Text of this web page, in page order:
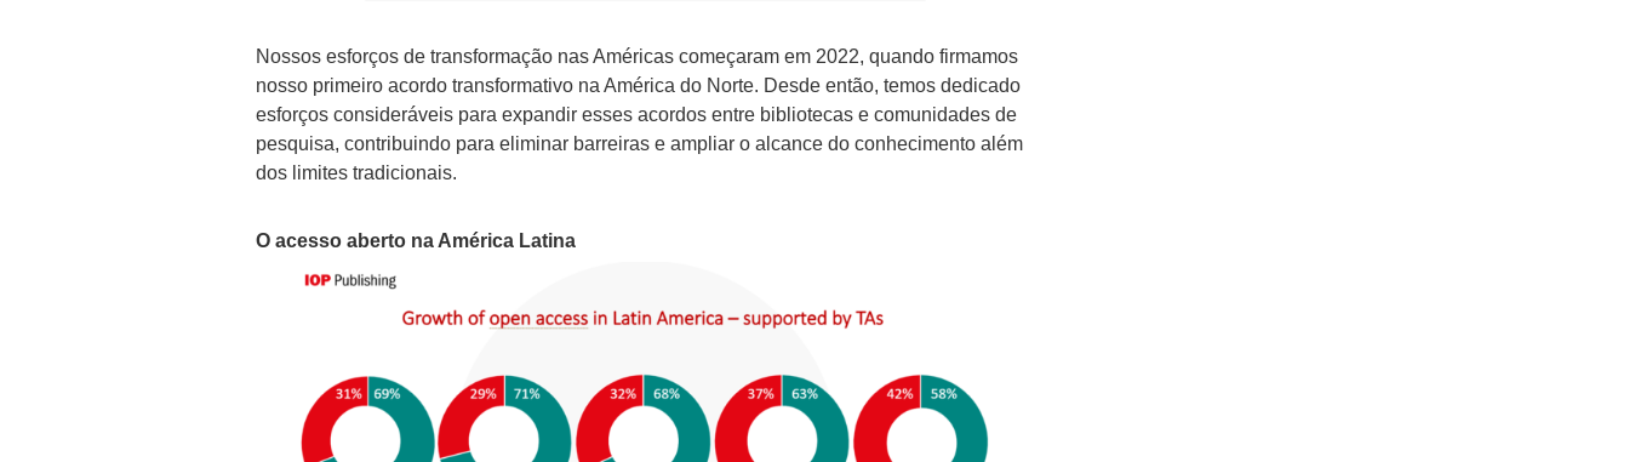
Nossos esforços de transformação nas Américas começaram em 2022, quando firmamos
nosso primeiro acordo transformativo na América do Norte. Desde então, temos dedicado
esforços consideráveis para expandir esses acordos entre bibliotecas e comunidades de
pesquisa, contribuindo para eliminar barreiras e ampliar o alcance do conhecimento além
dos limites tradicionais.
O acesso aberto na América Latina